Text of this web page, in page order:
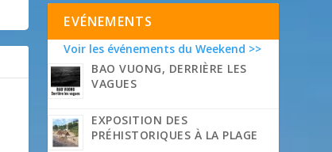
EVÉNEMENTS
Voir les événements du Weekend >>
BAO VUONG, DERRIÈRE LES
VAGUES
EXPOSITION DES
PRÉHISTORIQUES À LA PLAGE